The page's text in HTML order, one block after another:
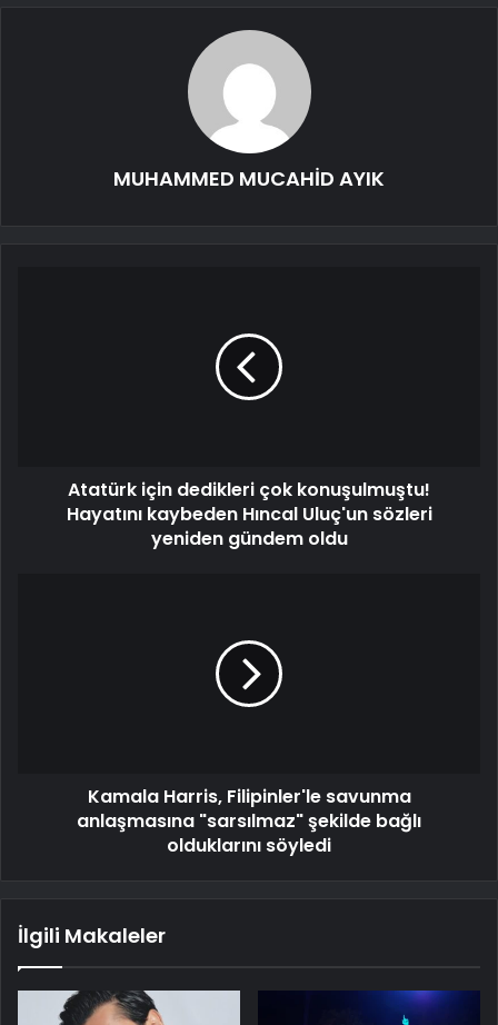
MUHAMMED MUCAHİD AYIK
Atatürk için dedikleri çok konuşulmuştu!
Hayatını kaybeden Hıncal Uluç'un sözleri
yeniden gündem oldu
Kamala Harris, Filipinler'le savunma
anlaşmasına "sarsılmaz" şekilde bağlı
olduklarını söyledi
İlgili Makaleler